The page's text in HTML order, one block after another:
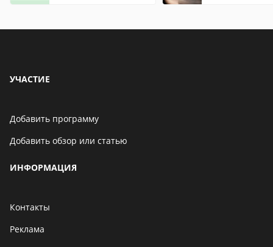
УЧАСТИЕ
Добавить программу
Добавить обзор или статью
ИНФОРМАЦИЯ
Контакты
Реклама